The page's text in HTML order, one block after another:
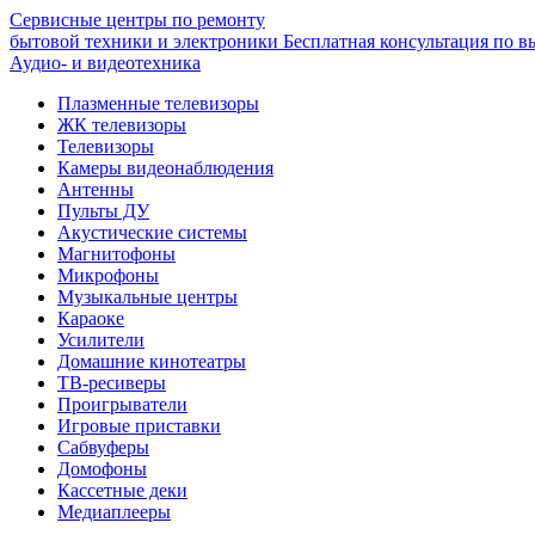
Сервисные центры по ремонту
бытовой техники и электроники Бесплатная консультация по
Аудио- и видеотехника
Плазменные телевизоры
ЖК телевизоры
Телевизоры
Камеры видеонаблюдения
Антенны
Пульты ДУ
Акустические системы
Магнитофоны
Микрофоны
Музыкальные центры
Караоке
Усилители
Домашние кинотеатры
ТВ-ресиверы
Проигрыватели
Игровые приставки
Сабвуферы
Домофоны
Кассетные деки
Медиаплееры